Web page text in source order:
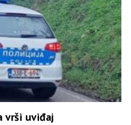
vrši uviđaj